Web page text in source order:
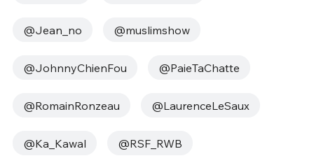
@Jean_no @muslimshow
@JohnnyChienFou @PaieTaChatte
@RomainRonzeau @LaurenceLeSaux
@‏Ka_Kawal @RSF_RWB